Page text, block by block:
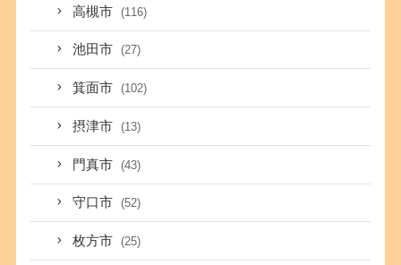
高槻市 (116)
池田市 (27)
箕面市 (102)
摂津市 (13)
門真市 (43)
守口市 (52)
枚方市 (25)